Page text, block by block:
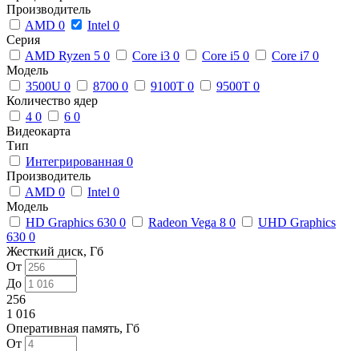
Производитель
AMD 0 Intel 0
Серия
AMD Ryzen 5 0 Core i3 0 Core i5 0 Core i7 0
Модель
3500U 0 8700 0 9100T 0 9500T 0
Количество ядер
4 0 6 0
Видеокарта
Тип
Интегрированная 0
Производитель
AMD 0 Intel 0
Модель
HD Graphics 630 0 Radeon Vega 8 0
UHD Graphics
630 0
Жесткий диск, Гб
От
До
256
1 016
Оперативная память, Гб
От